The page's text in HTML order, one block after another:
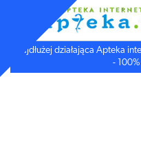
Najdłużej działająca Apteka
-